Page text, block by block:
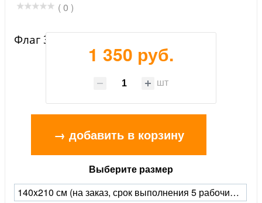
( 0 )
Флаг 317 Гв. ПДП ВДВ СССР
1 350 руб.
шт
→ добавить в корзину
Выберите размер
140x210 см (на заказ, срок выполнения 5 рабочих дней)